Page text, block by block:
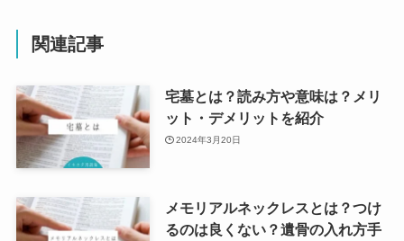
関連記事
宅墓とは？読み方や意味は？メリ
ット・デメリットを紹介
2024年3月20日
メモリアルネックレスとは？つけ
るのは良くない？遺骨の入れ方手